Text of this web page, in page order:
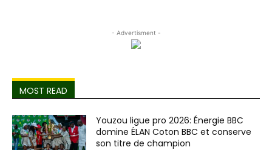
- Advertisment -
MOST READ
Youzou ligue pro 2026: Énergie BBC
domine ÉLAN Coton BBC et conserve
son titre de champion